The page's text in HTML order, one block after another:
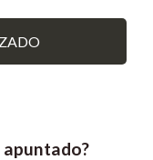
apuntado?